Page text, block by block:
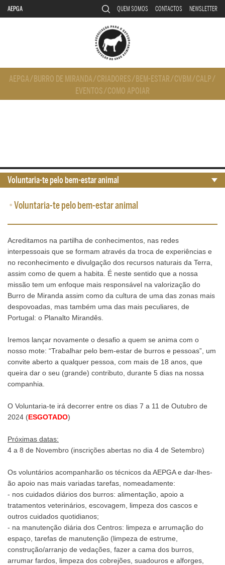
AEPGA QUEM SOMOS CONTACTOS NEWSLETTER
AEPGA/ BURRO DE MIRANDA/CRIADORES/ BEM-ESTAR/CVBM/CALP/
EVENTOS/COMO APOIAR
•Voluntaria-te pelo bem-estar animal
Acreditamos na partilha de conhecimentos, nas redes
interpessoais que se formam através da troca de experiências e
no reconhecimento e divulgação dos recursos naturais da Terra,
assim como de quem a habita. É neste sentido que a nossa
missão tem um enfoque mais responsável na valorização do
Burro de Miranda assim como da cultura de uma das zonas mais
despovoadas, mas também uma das mais peculiares, de
Portugal: o Planalto Mirandês.
Iremos lançar novamente o desafio a quem se anima com o
nosso mote: “Trabalhar pelo bem-estar de burros e pessoas”, um
convite aberto a qualquer pessoa, com mais de 18 anos, que
queira dar o seu (grande) contributo, durante 5 dias na nossa
companhia.
O Voluntaria-te irá decorrer entre os dias 7 a 11 de Outubro de
2024 (ESGOTADO)
Próximas datas:
4 a 8 de Novembro (inscrições abertas no dia 4 de Setembro)
Os voluntários acompanharão os técnicos da AEPGA e dar-lhes-
ão apoio nas mais variadas tarefas, nomeadamente:
- nos cuidados diários dos burros: alimentação, apoio a
tratamentos veterinários, escovagem, limpeza dos cascos e
outros cuidados quotidianos;
- na manutenção diária dos Centros: limpeza e arrumação do
espaço, tarefas de manutenção (limpeza de estrume,
construção/arranjo de vedações, fazer a cama dos burros,
arrumar fardos, limpeza dos cobrejões, suadouros e alforges,
Voluntaria-te pelo bem-estar animal